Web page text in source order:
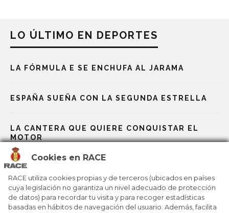
Cookies en RACE
RACE utiliza cookies propias y de terceros (ubicados en países
cuya legislación no garantiza un nivel adecuado de protección
de datos) para recordar tu visita y para recoger estadísticas
basadas en hábitos de navegación del usuario. Además, facilita
LO ÚLTIMO EN DEPORTES
LA FÓRMULA E SE ENCHUFA AL JARAMA
ESPAÑA SUEÑA CON LA SEGUNDA ESTRELLA
LA CANTERA QUE QUIERE CONQUISTAR EL
MOTOR
LAS BAZAS ESPAÑOLAS EN LOS JJOO DE
MILÁN-CORTINA
MILANO CORTINA 2026: UN VIAJE POR 25 JJOO